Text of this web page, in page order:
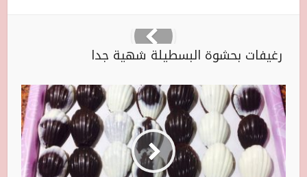
رغيفات بحشوة البسطيلة شهية جدا